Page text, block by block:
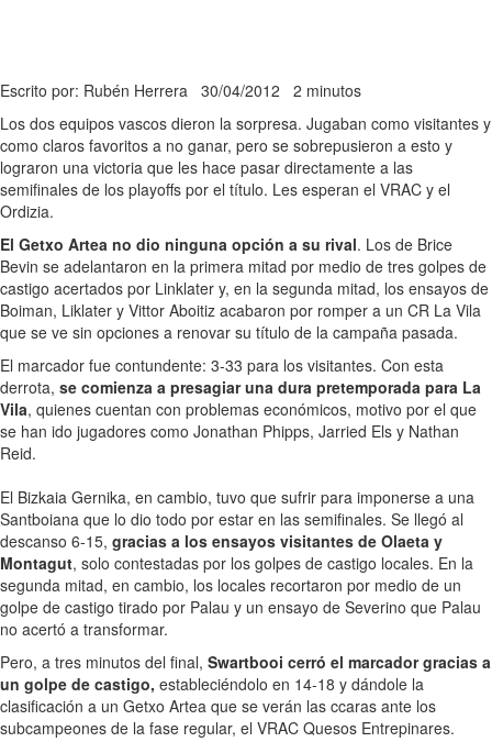
Escrito por: Rubén Herrera 30/04/2012 2 minutos
Los dos equipos vascos dieron la sorpresa. Jugaban como visitantes y
como claros favoritos a no ganar, pero se sobrepusieron a esto y
lograron una victoria que les hace pasar directamente a las
semifinales de los playoffs por el título. Les esperan el VRAC y el
Ordizia.
El Getxo Artea no dio ninguna opción a su rival. Los de Brice
Bevin se adelantaron en la primera mitad por medio de tres golpes de
castigo acertados por Linklater y, en la segunda mitad, los ensayos de
Boiman, Liklater y Vittor Aboitiz acabaron por romper a un CR La Vila
que se ve sin opciones a renovar su título de la campaña pasada.
El marcador fue contundente: 3-33 para los visitantes. Con esta
derrota, se comienza a presagiar una dura pretemporada para La
Vila, quienes cuentan con problemas económicos, motivo por el que
se han ido jugadores como Jonathan Phipps, Jarried Els y Nathan
Reid.
El Bizkaia Gernika, en cambio, tuvo que sufrir para imponerse a una
Santboiana que lo dio todo por estar en las semifinales. Se llegó al
descanso 6-15, gracias a los ensayos visitantes de Olaeta y
Montagut, solo contestadas por los golpes de castigo locales. En la
segunda mitad, en cambio, los locales recortaron por medio de un
golpe de castigo tirado por Palau y un ensayo de Severino que Palau
no acertó a transformar.
Pero, a tres minutos del final, Swartbooi cerró el marcador gracias a
un golpe de castigo, estableciéndolo en 14-18 y dándole la
clasificación a un Getxo Artea que se verán las ccaras ante los
subcampeones de la fase regular, el VRAC Quesos Entrepinares.